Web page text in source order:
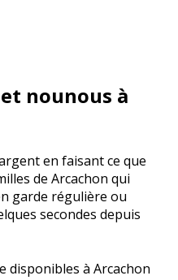
nounous à
en faisant ce que
de Arcachon qui
garde régulière ou
secondes depuis
disponibles à Arcachon